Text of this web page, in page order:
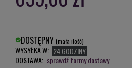
DOSTĘPNY (mała ilość)
WYSYŁKA W: 24 GODZINY
DOSTAWA: sprawdź formy dostawy